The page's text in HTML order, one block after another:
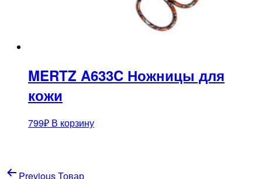
MERTZ A633C Ножницы для
кожи
799₽ В корзину
Previous Товар